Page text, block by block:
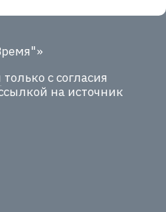
только с согласия
на источник